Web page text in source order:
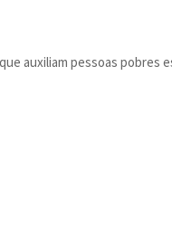
auxiliam pessoas pobres